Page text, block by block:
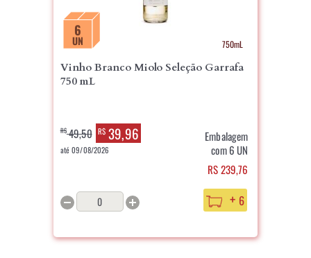
6
UN 750mL
Vinho Branco Miolo Seleção Garrafa
750 mL
R$49,50 R$39,96
até 09/08/2026
Embalagem
com 6 UN
RS 239,76
+ 6